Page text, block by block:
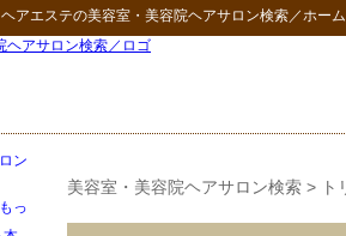
ヘアエステの美容室・美容院ヘアサロン検索／ホー
美容室・美容院ヘアサロン検索 >